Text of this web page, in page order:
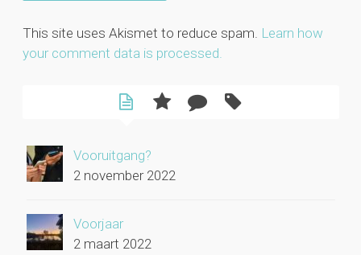
This site uses Akismet to reduce spam. Learn how
your comment data is processed.
Vooruitgang?
2 november 2022
Voorjaar
2 maart 2022